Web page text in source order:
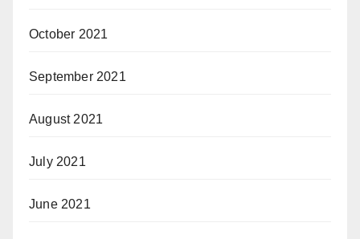
October 2021
September 2021
August 2021
July 2021
June 2021